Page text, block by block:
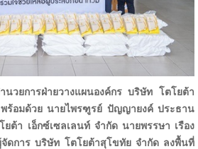
วยการฝ่ายวางแผนองค์กร บริษัท โตโยต้า
ร้อมด้วย นายไพรฑูรย์ ปัญญายงค์ ประธาน
ต้า เอ็กซ์เซลเลนท์ จำกัด นายพรรษา เรือง
จัดการบริษัท โตโยต้าสุโขทัย จำกัด ลงพื้นที่